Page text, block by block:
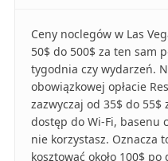
Ceny noclegów w Las
50$ do 500$ za ten sam
tygodnia czy wydarzeń.
obowiązkowej opłacie
zazwyczaj od 35$ do
dostęp do Wi-Fi, basenu
nie korzystasz. Oznacza
kosztować około 100$